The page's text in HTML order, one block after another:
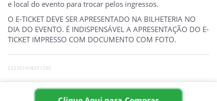
0
e local do evento para trocar pelos ingressos.
O E-TICKET DEVE SER APRESENTADO NA BILHETERIA NO
DIA DO EVENTO. É INDISPENSÁVEL A APRESENTAÇÃO DO E-
TICKET IMPRESSO COM DOCUMENTO COM FOTO.
532701978371705